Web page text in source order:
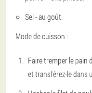
Sel - au goût.
Mode de cuisson :
Faire tremper le pain
et transférez-le dans